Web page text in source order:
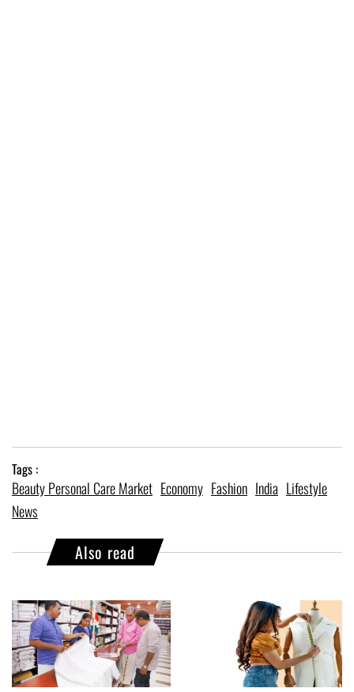
Tags :
Beauty Personal Care Market Economy Fashion India Lifestyle
News
Also read